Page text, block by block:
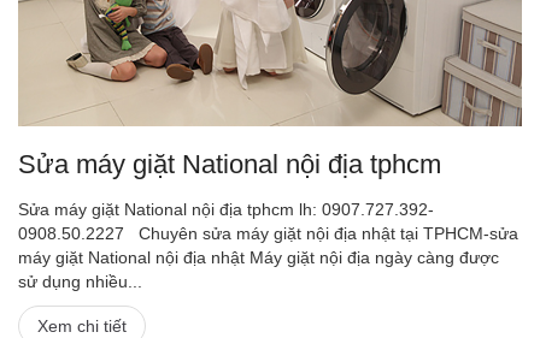
Sửa máy giặt National nội địa tphcm
Sửa máy giặt National nội địa tphcm lh: 0907.727.392-
0908.50.2227 Chuyên sửa máy giặt nội địa nhật tại TPHCM-sửa
máy giặt National nội địa nhật Máy giặt nội địa ngày càng được
sử dụng nhiều...
Xem chi tiết